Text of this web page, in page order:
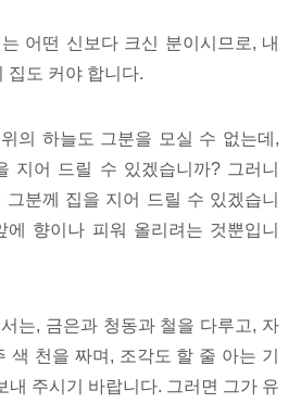
어떤 신보다 크신 분이시므로, 내
집도 커야 합니다.
의 하늘도 그분을 모실 수 없는데,
지어 드릴 수 있겠습니까? 그러니
그분께 집을 지어 드릴 수 있겠습니
에 향이나 피워 올리려는 것뿐입니
는, 금은과 청동과 철을 다루고, 자
색 천을 짜며, 조각도 할 줄 아는 기
내 주시기 바랍니다. 그러면 그가 유